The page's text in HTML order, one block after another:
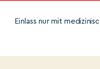
Einlass nur mit